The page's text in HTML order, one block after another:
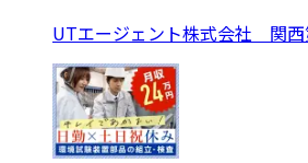
UTエージェント株式会社 関西